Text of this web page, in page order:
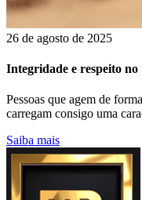
26 de agosto de 2025
Integridade e respeito
Pessoas que agem de
carregam consigo uma
Saiba mais